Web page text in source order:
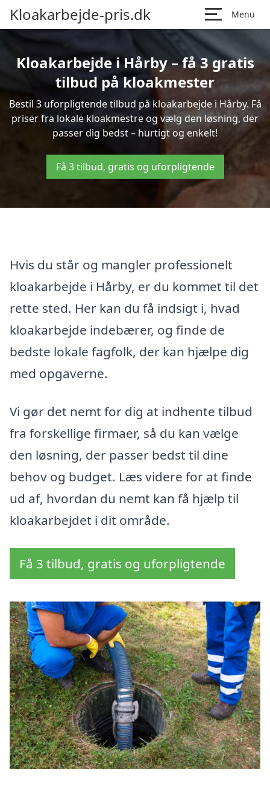
Kloakarbejde-pris.dk Menu
Kloakarbejde i Hårby – få 3 gratis
tilbud på kloakmester
Bestil 3 uforpligtende tilbud på kloakarbejde i Hårby. Få
priser fra lokale kloakmestre og vælg den løsning, der
passer dig bedst – hurtigt og enkelt!
Få 3 tilbud, gratis og uforpligtende
Hvis du står og mangler professionelt
kloakarbejde i Hårby, er du kommet til det
rette sted. Her kan du få indsigt i, hvad
kloakarbejde indebærer, og finde de
bedste lokale fagfolk, der kan hjælpe dig
med opgaverne.
Vi gør det nemt for dig at indhente tilbud
fra forskellige firmaer, så du kan vælge
den løsning, der passer bedst til dine
behov og budget. Læs videre for at finde
ud af, hvordan du nemt kan få hjælp til
kloakarbejdet i dit område.
Få 3 tilbud, gratis og uforpligtende